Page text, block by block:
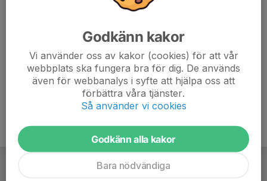
Godkänn kakor
Vi använder oss av kakor (cookies) för att vår
webbplats ska fungera bra för dig. De används
även för webbanalys i syfte att hjälpa oss att
förbättra våra tjänster.
Så använder vi cookies
Godkänn alla kakor
Bara nödvändiga